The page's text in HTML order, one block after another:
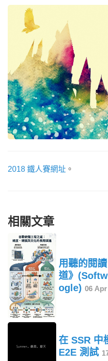
2018 鐵人賽網址 。
相關文章
用聽的閱
道》
ogle) 06 Apr
在 SSR 中
E2E 測試